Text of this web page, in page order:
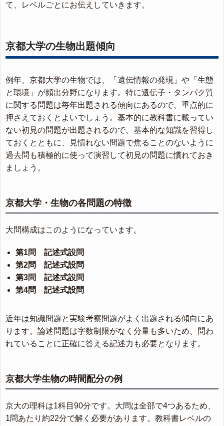
て、レベルごとにお伝えしていきます。
京都大学の生物出題傾向
例年、京都大学の生物では、「遺伝情報の発現」や「生態
と環境」が頻出分野になります。特に遺伝子・タンパク質
に関する問題は毎年出題される傾向にあるので、重点的に
押さえておくとよいでしょう。基本的に教科書に載ってい
ない初見の問題が出題されるので、基本的な知識を習得し
ておくとともに、見慣れない問題で焦ることのないように
過去問も積極的に使って演習して初見の問題に慣れておき
ましょう。
京都大学・生物の各問題の特徴
大問構成はこのようになっています。
第1問 記述式設問
第2問 記述式設問
第3問 記述式設問
第4問 記述式設問
近年は知識問題と実験考察問題がよく出題される傾向にあ
ります。論述問題は字数制限がなく分量も多いため、問わ
れていることに正確に答える記述力も必要となります。
京都大学生物の時間配分の例
京大の理科は1科目90分です。大問は全部で4つあるため、
1問あたり約22分で解く必要があります。教科書レベルの